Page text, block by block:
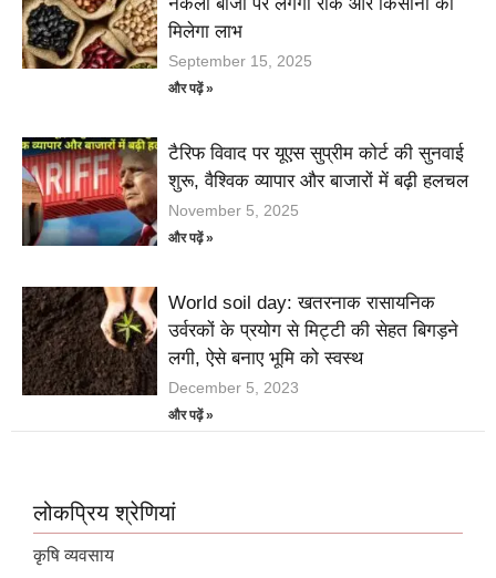
नकली बीजों पर लगेगी रोक और किसानों को
मिलेगा लाभ
September 15, 2025
और पढ़ें »
टैरिफ विवाद पर यूएस सुप्रीम कोर्ट की सुनवाई
शुरू, वैश्विक व्यापार और बाजारों में बढ़ी हलचल
November 5, 2025
और पढ़ें »
World soil day: खतरनाक रासायनिक
उर्वरकों के प्रयोग से मिट्टी की सेहत बिगड़ने
लगी, ऐसे बनाए भूमि को स्वस्थ
December 5, 2023
और पढ़ें »
लोकप्रिय श्रेणियां
कृषि व्यवसाय